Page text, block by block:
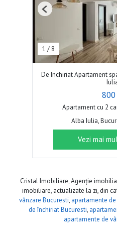
1 / 8
Previous
De Inchiriat Apartament
Apartament cu 2
Alba Iulia,
Vezi mai
Cristal Imobiliare, Agenție
imobiliare, actualizate la zi, din
vânzare Bucuresti, apartamente
de închiriat Bucuresti,
apartamente de